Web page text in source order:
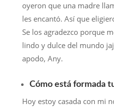
oyeron que una madre
les encantó. Así que
Se los agradezco porque
lindo y dulce del mundo
apodo, Any.
Cómo está formada
Hoy estoy casada con mi